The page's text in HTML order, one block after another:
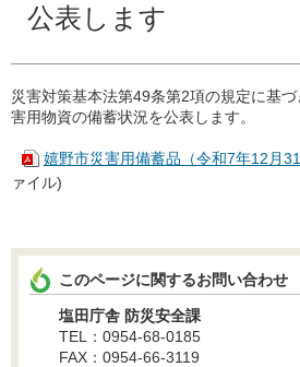
公表します
災害対策基本法第49条第2項の規定に基
害用物資の備蓄状況を公表します。
嬉野市災害用備蓄品（令和7年12月31
ァイル)
このページに関するお問い合わせ
塩田庁舎 防災安全課
TEL：0954-68-0185
FAX：0954-66-3119